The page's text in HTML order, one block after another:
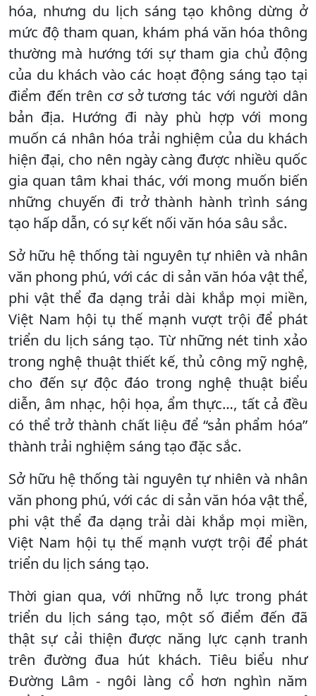
hóa, nhưng du lịch sáng tạo không dừng ở
mức độ tham quan, khám phá văn hóa thông
thường mà hướng tới sự tham gia chủ động
của du khách vào các hoạt động sáng tạo tại
điểm đến trên cơ sở tương tác với người dân
bản địa. Hướng đi này phù hợp với mong
muốn cá nhân hóa trải nghiệm của du khách
hiện đại, cho nên ngày càng được nhiều quốc
gia quan tâm khai thác, với mong muốn biến
những chuyến đi trở thành hành trình sáng
tạo hấp dẫn, có sự kết nối văn hóa sâu sắc.
Sở hữu hệ thống tài nguyên tự nhiên và nhân
văn phong phú, với các di sản văn hóa vật thể,
phi vật thể đa dạng trải dài khắp mọi miền,
Việt Nam hội tụ thế mạnh vượt trội để phát
triển du lịch sáng tạo. Từ những nét tinh xảo
trong nghệ thuật thiết kế, thủ công mỹ nghệ,
cho đến sự độc đáo trong nghệ thuật biểu
diễn, âm nhạc, hội họa, ẩm thực…, tất cả đều
có thể trở thành chất liệu để “sản phẩm hóa”
thành trải nghiệm sáng tạo đặc sắc.
Sở hữu hệ thống tài nguyên tự nhiên và nhân
văn phong phú, với các di sản văn hóa vật thể,
phi vật thể đa dạng trải dài khắp mọi miền,
Việt Nam hội tụ thế mạnh vượt trội để phát
triển du lịch sáng tạo.
Thời gian qua, với những nỗ lực trong phát
triển du lịch sáng tạo, một số điểm đến đã
thật sự cải thiện được năng lực cạnh tranh
trên đường đua hút khách. Tiêu biểu như
Đường Lâm - ngôi làng cổ hơn nghìn năm